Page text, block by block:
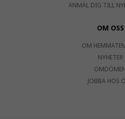
ANMÄL DIG TILL
OM OSS
OM
NYHETER
JOBBA HOS